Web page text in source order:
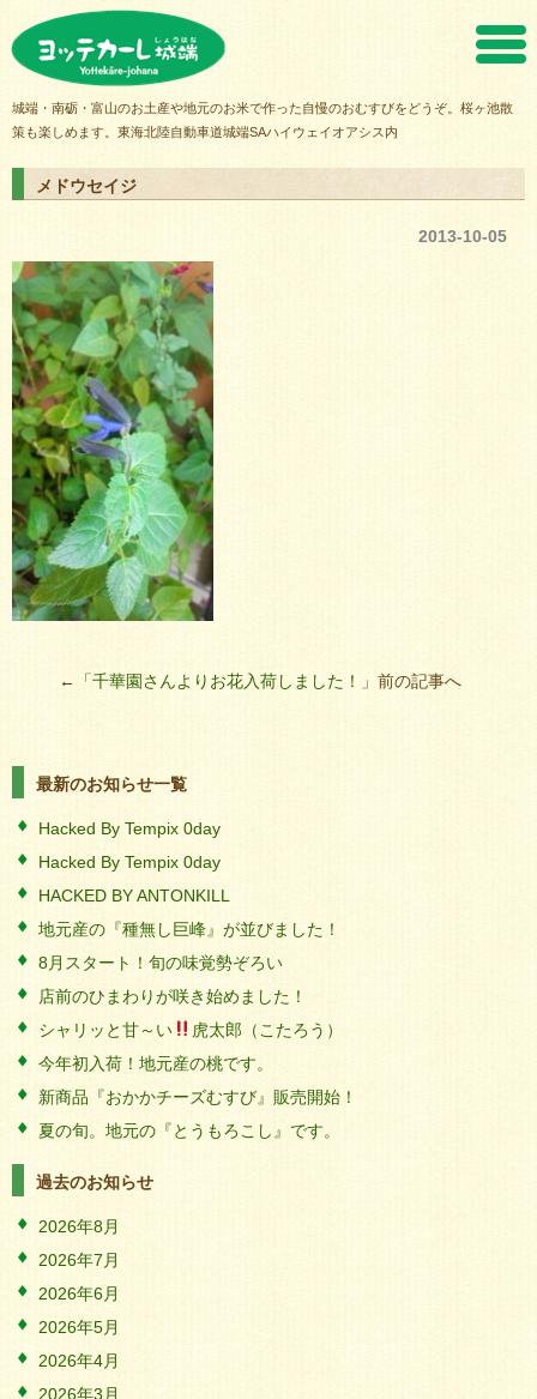
城端・南砺・富山のお土産や地元のお米で作った自慢のおむすびをどうぞ。桜ヶ池散
策も楽しめます。東海北陸自動車道城端SAハイウェイオアシス内
メドウセイジ
2013-10-05
←「千華園さんよりお花入荷しました！ 」前の記事へ
最新のお知らせ一覧
Hacked By Tempix 0day
Hacked By Tempix 0day
HACKED BY ANTONKILL
地元産の『種無し巨峰』が並びました！
8月スタート！旬の味覚勢ぞろい
店前のひまわりが咲き始めました！
シャリッと甘～い
虎太郎（こたろう）
今年初入荷！地元産の桃です。
新商品『おかかチーズむすび』販売開始！
夏の旬。地元の『とうもろこし』です。
過去のお知らせ
2026年8月
2026年7月
2026年6月
2026年5月
2026年4月
2026年3月